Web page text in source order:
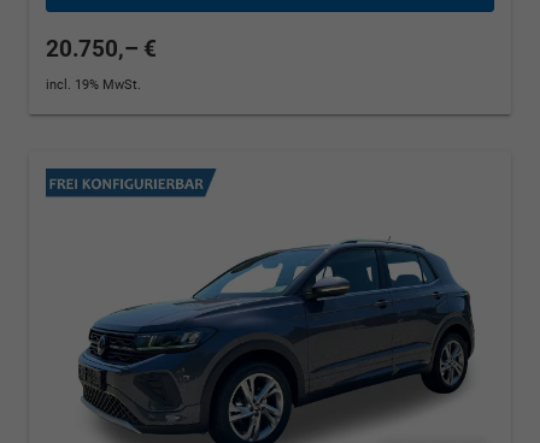
20.750,– €
incl. 19% MwSt.